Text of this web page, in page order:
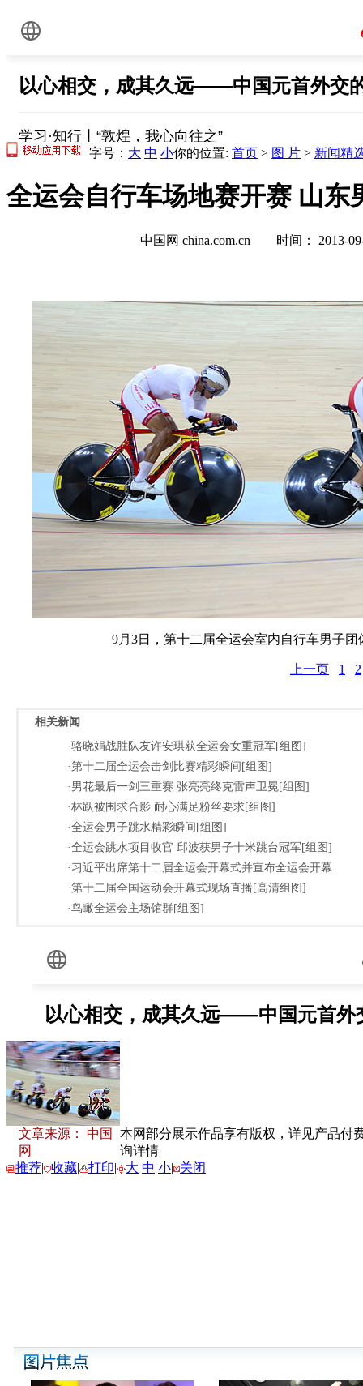
字号： 大 中 小你的位置: 首页 > 图 片 > 新闻精
全运会自行车场地赛开赛 山东
中国网 china.com.cn 时间：
9月3日，第十二届全运会室内自行车男子
上一页 1 2
相关新闻
·骆晓娟战胜队友许安琪获全运会女重冠军[组图]
·第十二届全运会击剑比赛精彩瞬间[组图]
·男花最后一剑三重赛 张亮亮终克雷声卫冕[组图]
·林跃被围求合影 耐心满足粉丝要求[组图]
·全运会男子跳水精彩瞬间[组图]
·全运会跳水项目收官 邱波获男子十米跳台冠军[组图]
·习近平出席第十二届全运会开幕式并宣布全运会开幕
·第十二届全国运动会开幕式现场直播[高清组图]
·鸟瞰全运会主场馆群[组图]
文章来源： 中国
网
本网部分展示作品享有版权，详见产品付
询详情
推荐| 收藏| 打印| 大 中 小| 关闭